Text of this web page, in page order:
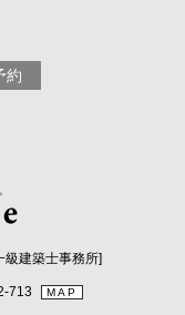
約
級建築士事務所]
713 MAP